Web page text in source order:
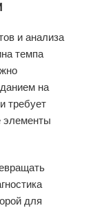
и анализа
темпа
на
требует
элементы
для